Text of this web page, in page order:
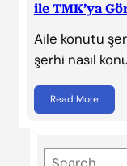
ile TMK’ya
Aile konutu
şerhi nasıl
Read More